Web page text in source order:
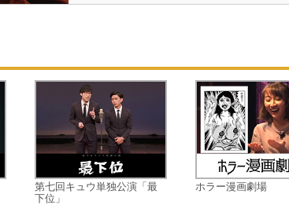
跡中にドウォンは、廃駅の線路で白骨
を殺した真犯人なのではないかと疑
う。だが、ドウォンは12年前の事件の
犯人は自分の父で、罪悪感からソギョ
ンを見守ってきたと明かす。衝撃の事
実にショックを受けるソギョンだった
が、ドウォンの父の無実を信じ独自に
第七回キュウ単独公演「最
下位」
ホラー漫画劇場